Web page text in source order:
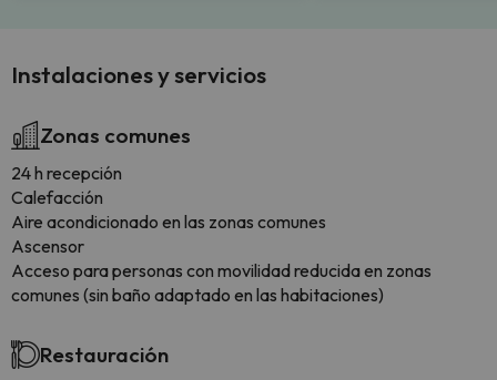
Instalaciones y servicios
Zonas comunes
24 h recepción
Calefacción
Aire acondicionado en las zonas comunes
Ascensor
Acceso para personas con movilidad reducida en zonas
comunes (sin baño adaptado en las habitaciones)
Restauración